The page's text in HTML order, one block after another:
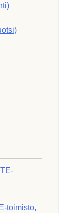
toimisto,